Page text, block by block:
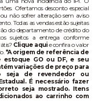
Ofertamos desconto especial
não sofrer alteração sem aviso
Todas as vendas estão sujeitas
do departamento de crédito do
sujeitos a entrega conforme
Clique aqui e confira o valor
*A origem de referência de
GO ou DF, e seu
variações de preço para
seja de revendedor ou
É necessário fazer
seja mostrado. Itens
ao carrinho com